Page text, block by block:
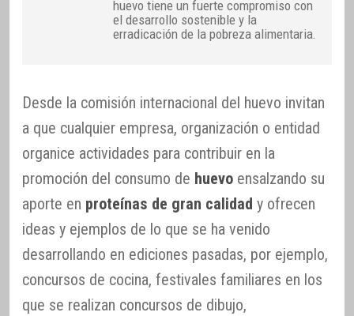
huevo tiene un fuerte compromiso con
el desarrollo sostenible y la
erradicación de la pobreza alimentaria.
Desde la comisión internacional del huevo invitan
a que cualquier empresa, organización o entidad
organice actividades para contribuir en la
promoción del consumo de huevo ensalzando su
aporte en proteínas de gran calidad y ofrecen
ideas y ejemplos de lo que se ha venido
desarrollando en ediciones pasadas, por ejemplo,
concursos de cocina, festivales familiares en los
que se realizan concursos de dibujo,